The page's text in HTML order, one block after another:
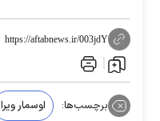
https://aftabnews.ir/003jdY
برچسب‌ها: اوسمار ویرا